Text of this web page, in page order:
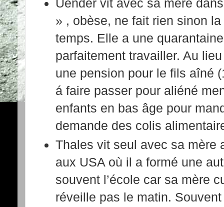
» , obèse, ne fait rien sinon
temps. Elle a une
parfaitement travailler. Au
une pension pour le fils aîné
á faire passer pour aliéné
enfants en bas âge pour
demande des colis
Thales vit seul avec sa mère
aux USA où il a formé une
souvent l’école car sa mère
réveille pas le matin.